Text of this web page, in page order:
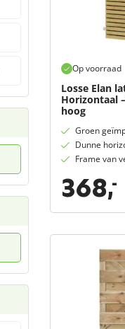
Op voorraad
Losse Elan
Horizontaal
hoog
Groen
Dunne
Frame van
368,-